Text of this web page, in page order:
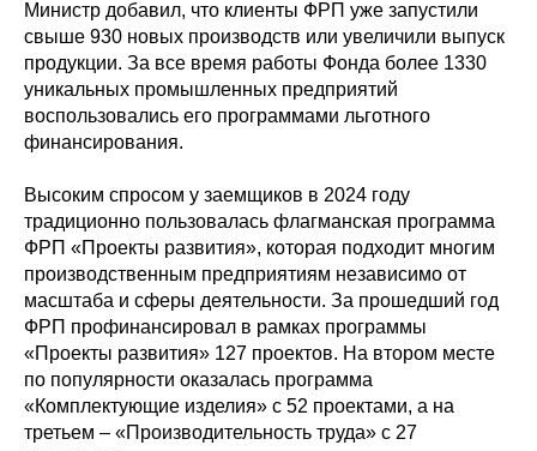
Министр добавил, что клиенты ФРП уже запустили
свыше 930 новых производств или увеличили выпуск
продукции. За все время работы Фонда более 1330
уникальных промышленных предприятий
воспользовались его программами льготного
финансирования.
Высоким спросом у заемщиков в 2024 году
традиционно пользовалась флагманская программа
ФРП «Проекты развития», которая подходит многим
производственным предприятиям независимо от
масштаба и сферы деятельности. За прошедший год
ФРП профинансировал в рамках программы
«Проекты развития» 127 проектов. На втором месте
по популярности оказалась программа
«Комплектующие изделия» с 52 проектами, а на
третьем – «Производительность труда» с 27